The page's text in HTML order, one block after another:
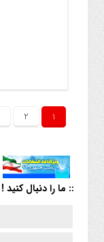
1
2
:: ما را دنبال کنید !